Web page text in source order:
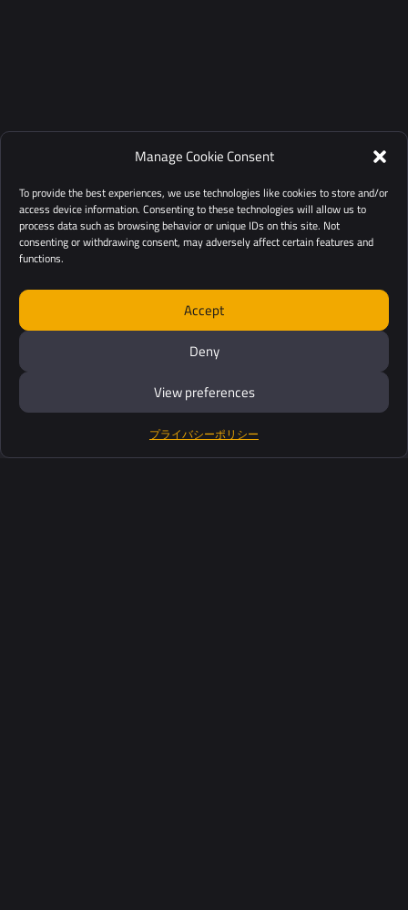
Manage Cookie Consent
To provide the best experiences, we use technologies like cookies to store and/or
access device information. Consenting to these technologies will allow us to
process data such as browsing behavior or unique IDs on this site. Not
consenting or withdrawing consent, may adversely affect certain features and
functions.
Accept
Deny
View preferences
プライバシーポリシー